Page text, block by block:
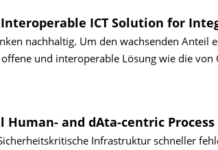
Interoperable ICT Solution for
nachhaltig. Um den wachsenden Anteil
und interoperable Lösung wie die von
Human- and dAta-centric
Infrastruktur schneller